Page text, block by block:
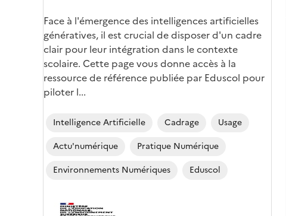
Corps
Face à l'émergence des intelligences artificielles
génératives, il est crucial de disposer d'un cadre
clair pour leur intégration dans le contexte
scolaire. Cette page vous donne accès à la
ressource de référence publiée par Eduscol pour
piloter l...
Intelligence Artificielle Cadrage
Usage
Actu'numérique
Pratique Numérique
Environnements Numériques
Eduscol
Image